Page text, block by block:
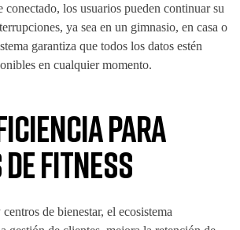
conectado, los usuarios pueden continuar su
ya sea en un gimnasio, en casa o
garantiza que todos los datos estén
en cualquier momento.
para
Fitness
de bienestar, el ecosistema